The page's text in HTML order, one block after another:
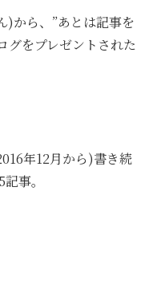
)から、”あとは記事を
グをプレゼントされた
年12月から)書き続
事。